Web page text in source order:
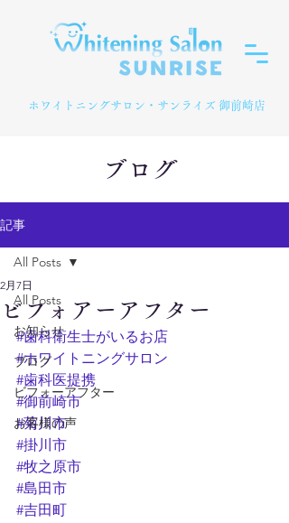
​ホワイトニングサロン・サンライズ 御前崎店
ブログ
記事
All Posts
お知らせ
ブログ
ビフォーアフター
お客様の声
All Posts
ビフォアーアフター
2月7日
#歯科衛生士がいるお店
#ホワイトニングサロン
#歯科医提携
#御前崎市
#菊川市
#掛川市
#牧之原市
#島田市
#吉田町